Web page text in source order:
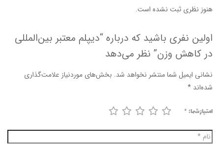
هنوز نظری ثبت نشده است.
اولین نفری باشید که درباره “دیپلم معتبر بین‌المللی
در کاهش وزن” نظر می‌دهد
نشانی ایمیل شما منتشر نخواهد شد. بخش‌های موردنیاز علامت‌گذاری
شده‌اند *
امتیاز شما:*